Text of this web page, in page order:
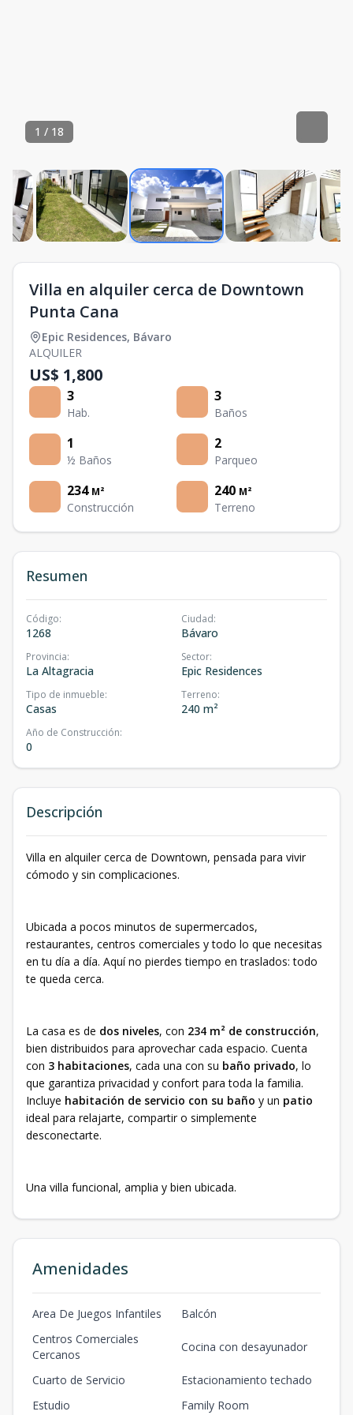
1 / 18
Villa en alquiler cerca de Downtown
Punta Cana
Epic Residences, Bávaro
ALQUILER
US$ 1,800
3
Hab.
3
Baños
1
½ Baños
2
Parqueo
234 M²
Construcción
240 M²
Terreno
Resumen
Código:
1268
Ciudad:
Bávaro
Provincia:
La Altagracia
Sector:
Epic Residences
Tipo de inmueble:
Casas
Terreno:
240 m²
Año de Construcción:
0
Descripción
Villa en alquiler cerca de Downtown, pensada para vivir
cómodo y sin complicaciones.
Ubicada a pocos minutos de supermercados,
restaurantes, centros comerciales y todo lo que necesitas
en tu día a día. Aquí no pierdes tiempo en traslados: todo
te queda cerca.
La casa es de dos niveles, con 234 m² de construcción,
bien distribuidos para aprovechar cada espacio. Cuenta
con 3 habitaciones, cada una con su baño privado, lo
que garantiza privacidad y confort para toda la familia.
Incluye habitación de servicio con su baño y un patio
ideal para relajarte, compartir o simplemente
desconectarte.
Una villa funcional, amplia y bien ubicada.
Amenidades
Area De Juegos Infantiles
Balcón
Centros Comerciales
Cercanos
Cocina con desayunador
Cuarto de Servicio
Estacionamiento techado
Estudio
Family Room